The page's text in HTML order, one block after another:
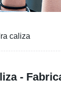
caliza
-